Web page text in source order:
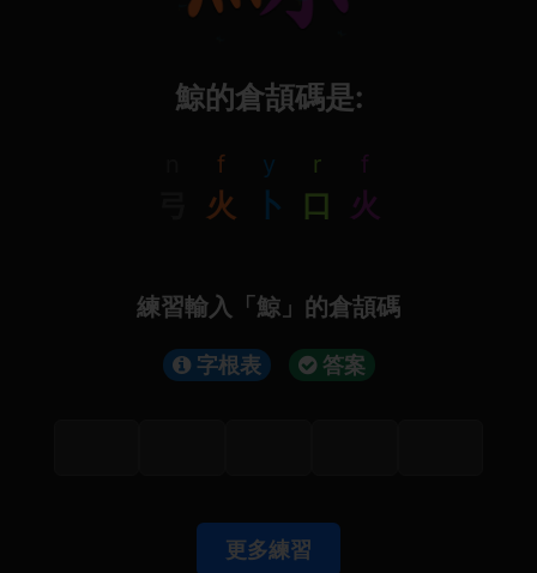
鯨的倉頡碼是:
f
火
y
卜
r
口
f
火
練習輸入「鯨」的倉頡碼
字根表 答案
更多練習